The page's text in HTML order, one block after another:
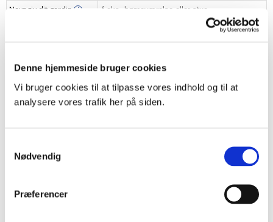
Denne hjemmeside bruger cookies
Vi bruger cookies til at tilpasse vores indhold og til at
analysere vores trafik her på siden.
Nødvendig
Præferencer
Navngiv dit gardin
i
Din pris1322 kr.
– + Læg i indkøbskurv
Levering og returnering